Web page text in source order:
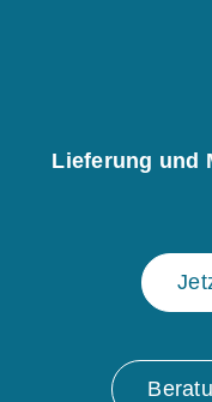
Lieferung und